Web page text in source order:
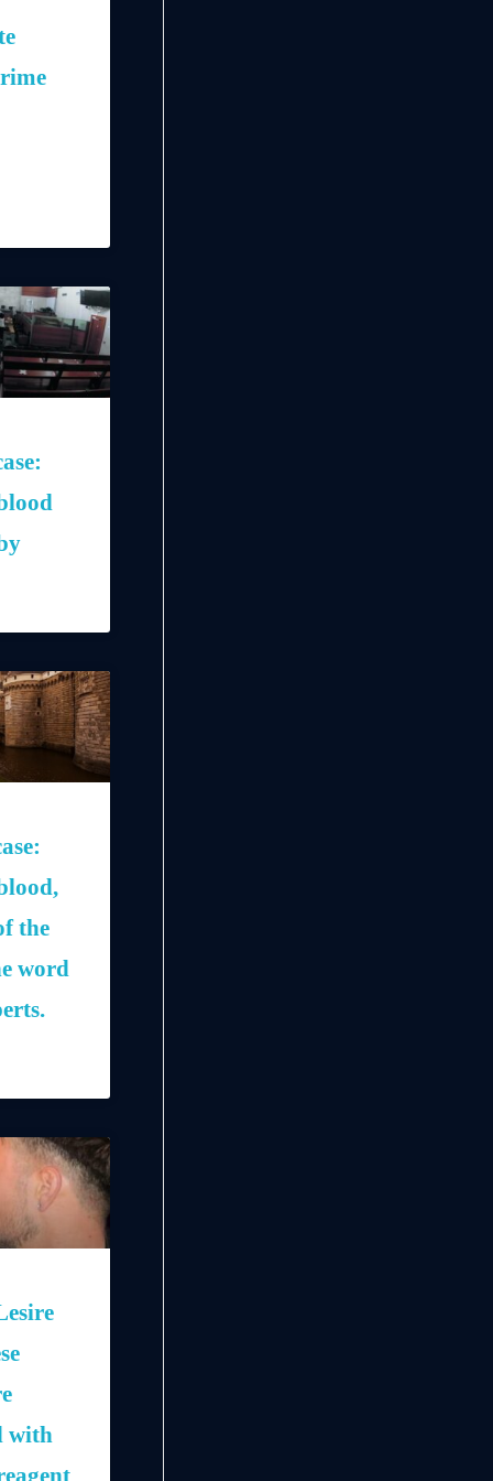
the
word
with